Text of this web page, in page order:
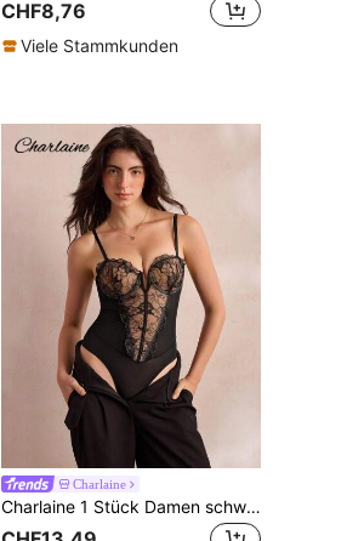
CHF8,76
Viele Stammkunden
Charlaine
Charlaine 1 Stück Damen schwarzer bestickter Bodysuit